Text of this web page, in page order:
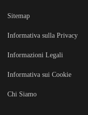
Sitemap
Informativa sulla Privacy
Informazioni Legali
Informativa sui Cookie
Chi Siamo